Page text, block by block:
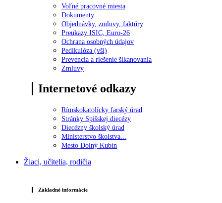
Voľné pracovné miesta
Dokumenty
Objednávky, zmluvy, faktúry
Preukazy ISIC, Euro-26
Ochrana osobných údajov
Pedikulóza (vši)
Prevencia a riešenie šikanovania
Zmluvy
Internetové odkazy
Rímskokatolícky farský úrad
Stránky Spišskej diecézy
Diecézny školský úrad
Ministerstvo školstva...
Mesto Dolný Kubín
Žiaci, učitelia, rodičia
Základné informácie